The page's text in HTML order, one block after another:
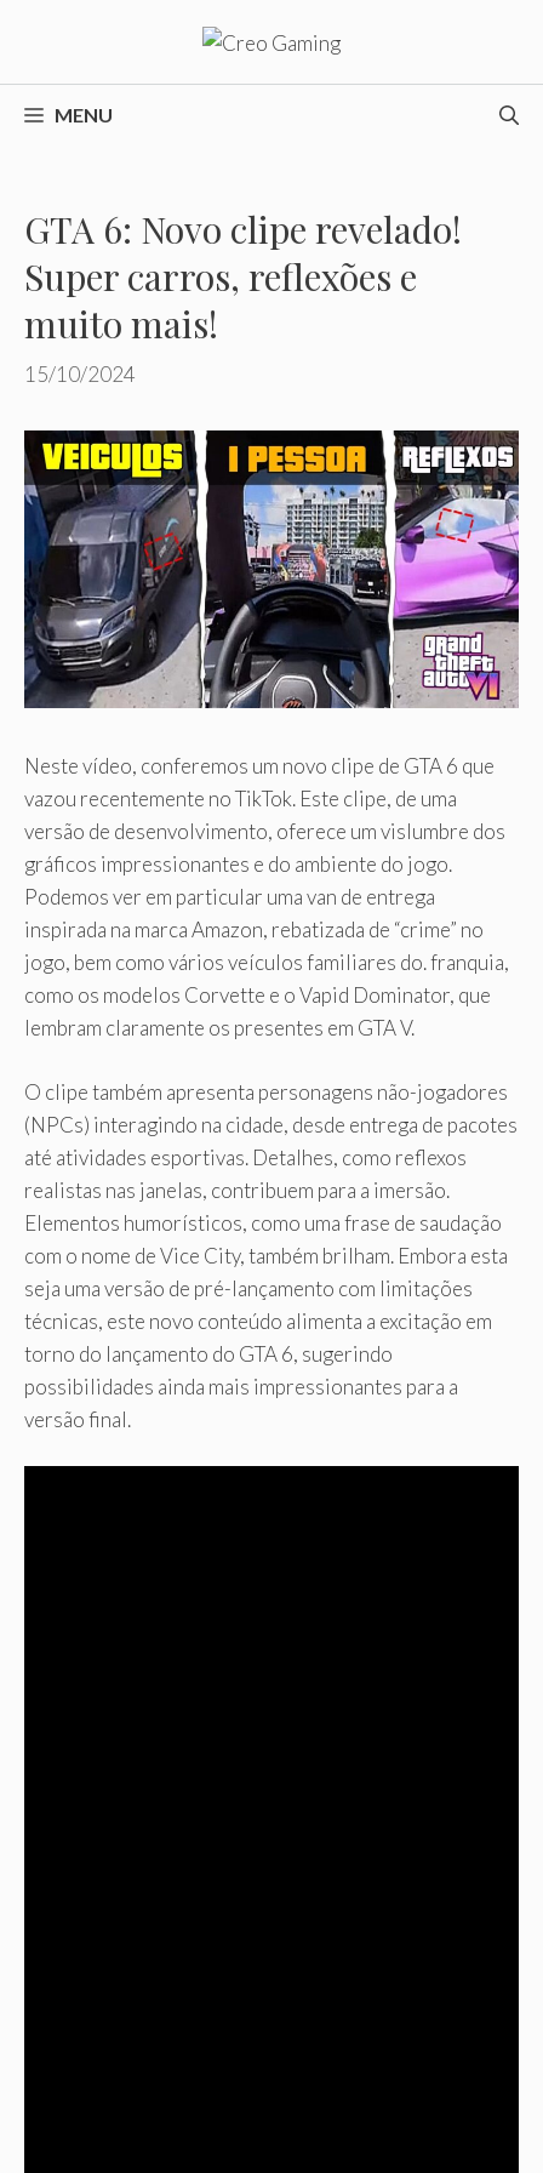
o
conteúdoMENU
GTA 6: Novo clipe revelado!
Super carros, reflexões e
muito mais!
15/10/2024
Neste vídeo, conferemos um novo clipe de GTA 6 que
vazou recentemente no TikTok. Este clipe, de uma
versão de desenvolvimento, oferece um vislumbre dos
gráficos impressionantes e do ambiente do jogo.
Podemos ver em particular uma van de entrega
inspirada na marca Amazon, rebatizada de “crime” no
jogo, bem como vários veículos familiares do. franquia,
como os modelos Corvette e o Vapid Dominator, que
lembram claramente os presentes em GTA V.
O clipe também apresenta personagens não-jogadores
(NPCs) interagindo na cidade, desde entrega de pacotes
até atividades esportivas. Detalhes, como reflexos
realistas nas janelas, contribuem para a imersão.
Elementos humorísticos, como uma frase de saudação
com o nome de Vice City, também brilham. Embora esta
seja uma versão de pré-lançamento com limitações
técnicas, este novo conteúdo alimenta a excitação em
torno do lançamento do GTA 6, sugerindo
possibilidades ainda mais impressionantes para a
versão final.